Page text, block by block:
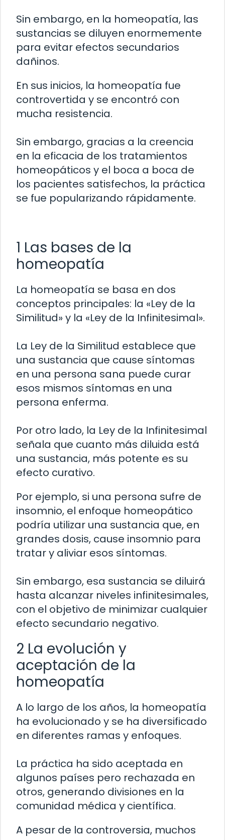
Sin embargo, en la homeopatía, las
sustancias se diluyen enormemente
para evitar efectos secundarios
dañinos.
En sus inicios, la homeopatía fue
controvertida y se encontró con
mucha resistencia.
Sin embargo, gracias a la creencia
en la eficacia de los tratamientos
homeopáticos y el boca a boca de
los pacientes satisfechos, la práctica
se fue popularizando rápidamente.
1 Las bases de la
homeopatía
La homeopatía se basa en dos
conceptos principales: la «Ley de la
Similitud» y la «Ley de la Infinitesimal».
La Ley de la Similitud establece que
una sustancia que cause síntomas
en una persona sana puede curar
esos mismos síntomas en una
persona enferma.
Por otro lado, la Ley de la Infinitesimal
señala que cuanto más diluida está
una sustancia, más potente es su
efecto curativo.
Por ejemplo, si una persona sufre de
insomnio, el enfoque homeopático
podría utilizar una sustancia que, en
grandes dosis, cause insomnio para
tratar y aliviar esos síntomas.
Sin embargo, esa sustancia se diluirá
hasta alcanzar niveles infinitesimales,
con el objetivo de minimizar cualquier
efecto secundario negativo.
2 La evolución y
aceptación de la
homeopatía
A lo largo de los años, la homeopatía
ha evolucionado y se ha diversificado
en diferentes ramas y enfoques.
La práctica ha sido aceptada en
algunos países pero rechazada en
otros, generando divisiones en la
comunidad médica y científica.
A pesar de la controversia, muchos